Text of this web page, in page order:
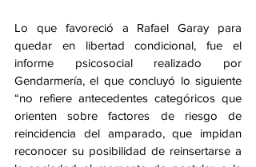
Lo que favoreció a Rafael Garay para
quedar en libertad condicional, fue el
informe psicosocial realizado por
Gendarmería, el que concluyó lo siguiente
“no refiere antecedentes categóricos que
orienten sobre factores de riesgo de
reincidencia del amparado, que impidan
reconocer su posibilidad de reinsertarse a